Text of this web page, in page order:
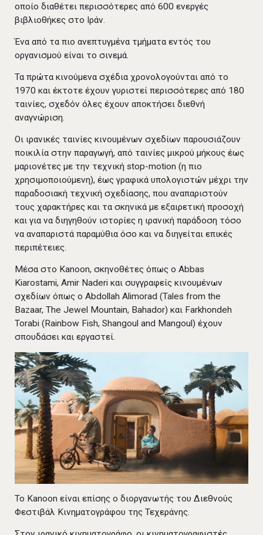
οποίο διαθέτει περισσότερες από 600 ενεργές
βιβλιοθήκες στο Ιράν.
Ένα από τα πιο ανεπτυγμένα τμήματα εντός του
οργανισμού είναι το σινεμά.
Τα πρώτα κινούμενα σχέδια χρονολογούνται από το
1970 και έκτοτε έχουν γυριστεί περισσότερες από 180
ταινίες, σχεδόν όλες έχουν αποκτήσει διεθνή
αναγνώριση.
Οι ιρανικές ταινίες κινουμένων σχεδίων παρουσιάζουν
ποικιλία στην παραγωγή, από ταινίες μικρού μήκους έως
μαριονέτες με την τεχνική stop-motion (η πιο
χρησιμοποιούμενη), έως γραφικά υπολογιστών μέχρι την
παραδοσιακή τεχνική σχεδίασης, που αναπαριστούν
τους χαρακτήρες και τα σκηνικά με εξαιρετική προσοχή
και για να διηγηθούν ιστορίες η ιρανική παράδοση τόσο
να αναπαριστά παραμύθια όσο και να διηγείται επικές
περιπέτειες.
Μέσα στο Kanoon, σκηνοθέτες όπως ο Abbas
Kiarostami, Amir Naderi και συγγραφείς κινουμένων
σχεδίων όπως ο Abdollah Alimorad (Tales from the
Bazaar, The Jewel Mountain, Bahador) και Farkhondeh
Torabi (Rainbow Fish, Shangoul and Mangoul) έχουν
σπουδάσει και εργαστεί.
Το Kanoon είναι επίσης ο διοργανωτής του Διεθνούς
Φεστιβάλ Κινηματογράφου της Τεχεράνης.